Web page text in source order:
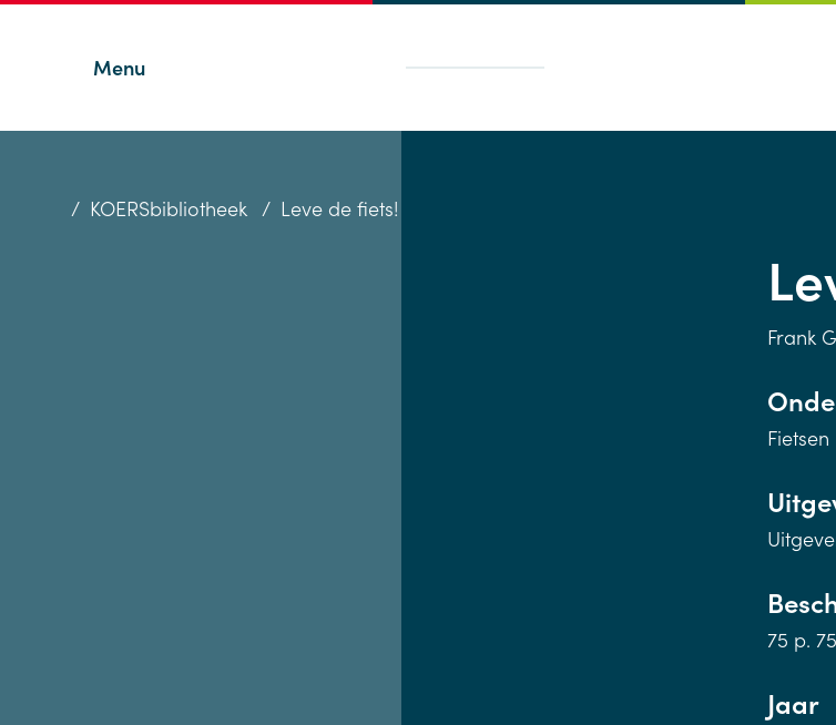
Menu
/ KOERSbibliotheek / Leve de fiets!
Frank
Fietsen
75 p.
Jaar